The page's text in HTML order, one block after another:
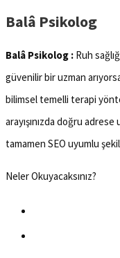
Balâ Psikolog
Balâ Psikolog : Ruh
güvenilir bir uzman
bilimsel temelli terapi
arayışınızda doğru adrese
tamamen SEO uyumlu
Neler Okuyacaksınız?